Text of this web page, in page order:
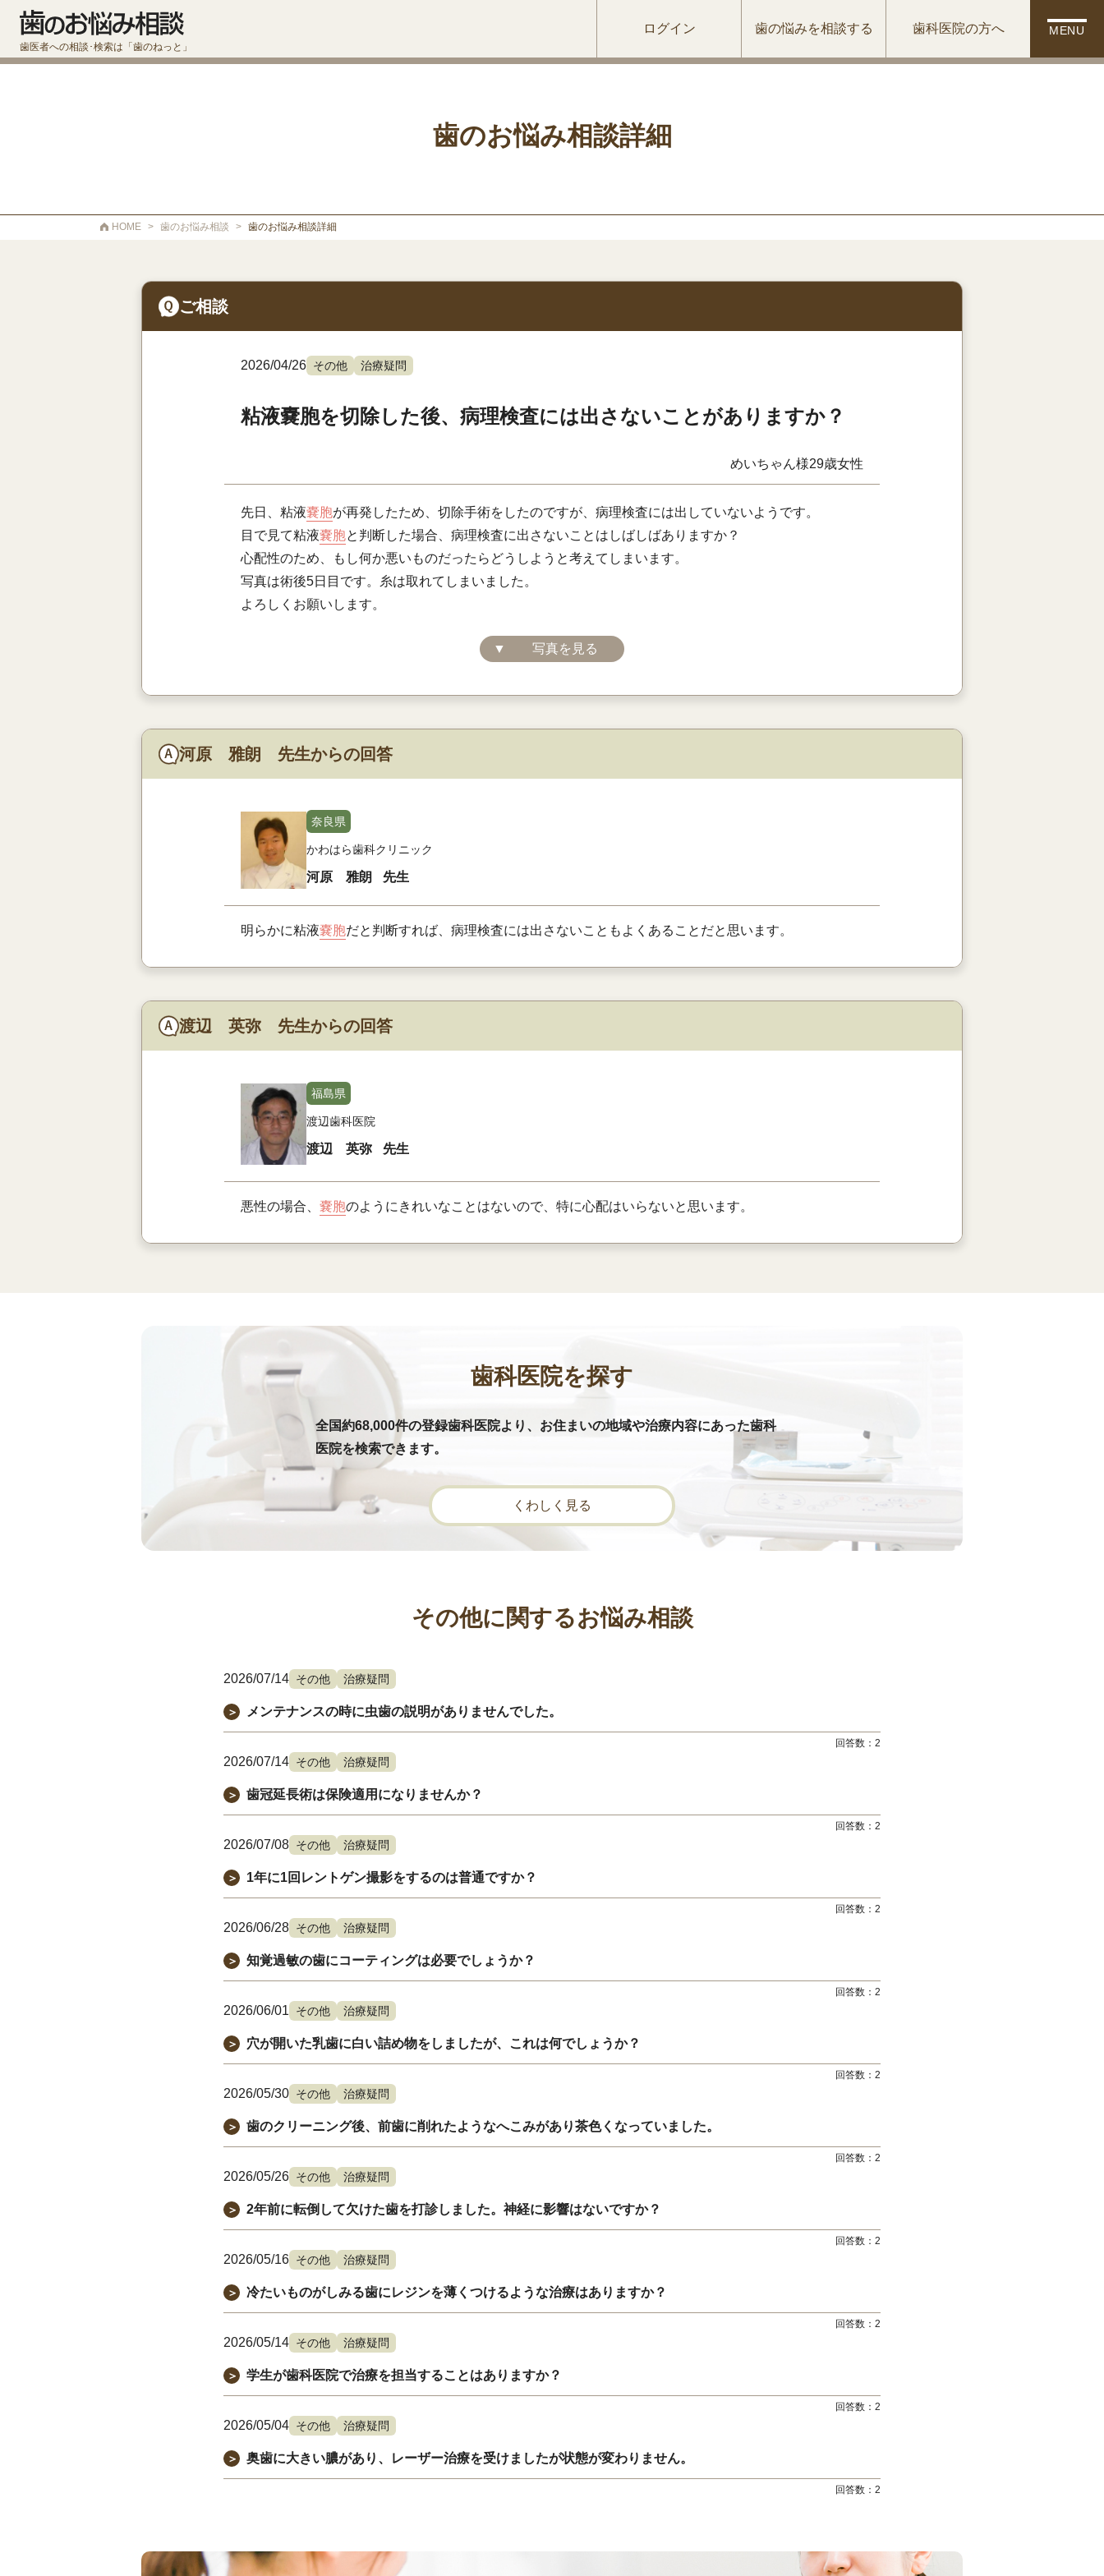
歯医者への相談･検索は「歯のねっと」
ログイン 歯の悩みを相談する 歯科医院の方へ MENU
歯のお悩み相談詳細
HOME > 歯のお悩み相談 > 歯のお悩み相談詳細
ご相談
2026/04/26 その他 治療疑問
粘液嚢胞を切除した後、病理検査には出さないことがありますか？
めいちゃん様29歳女性
先日、粘液嚢胞が再発したため、切除手術をしたのですが、病理検査には出していないようです。
目で見て粘液嚢胞と判断した場合、病理検査に出さないことはしばしばありますか？
心配性のため、もし何か悪いものだったらどうしようと考えてしまいます。
写真は術後5日目です。糸は取れてしまいました。
よろしくお願いします。
▼ 写真を見る
河原 雅朗 先生からの回答
奈良県
かわはら歯科クリニック
河原 雅朗 先生
明らかに粘液嚢胞だと判断すれば、病理検査には出さないこともよくあることだと思います。
渡辺 英弥 先生からの回答
福島県
渡辺歯科医院
渡辺 英弥 先生
悪性の場合、 嚢胞のようにきれいなことはないので、特に心配はいらないと思います。
歯科医院を探す
全国約68,000件の登録歯科医院より、お住まいの地域や治療内容にあった歯科
医院を検索できます。
くわしく見る
その他に関するお悩み相談
2026/07/14 その他 治療疑問
＞ メンテナンスの時に虫歯の説明がありませんでした。
回答数： 2
2026/07/14 その他 治療疑問
＞ 歯冠延長術は保険適用になりませんか？
回答数： 2
2026/07/08 その他 治療疑問
＞ 1年に1回レントゲン撮影をするのは普通ですか？
回答数： 2
2026/06/28 その他 治療疑問
＞ 知覚過敏の歯にコーティングは必要でしょうか？
回答数： 2
2026/06/01 その他 治療疑問
＞ 穴が開いた乳歯に白い詰め物をしましたが、これは何でしょうか？
回答数： 2
2026/05/30 その他 治療疑問
＞ 歯のクリーニング後、前歯に削れたようなへこみがあり茶色くなっていました。
回答数： 2
2026/05/26 その他 治療疑問
＞ 2年前に転倒して欠けた歯を打診しました。神経に影響はないですか？
回答数： 2
2026/05/16 その他 治療疑問
＞ 冷たいものがしみる歯にレジンを薄くつけるような治療はありますか？
回答数： 2
2026/05/14 その他 治療疑問
＞ 学生が歯科医院で治療を担当することはありますか？
回答数： 2
2026/05/04 その他 治療疑問
＞ 奥歯に大きい膿があり、レーザー治療を受けましたが状態が変わりません。
回答数： 2